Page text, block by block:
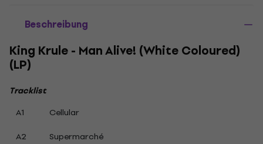
Beschreibung
King Krule - Man Alive! (White Coloured)
(LP)
Tracklist
A1
Cellular
A2
Supermarché